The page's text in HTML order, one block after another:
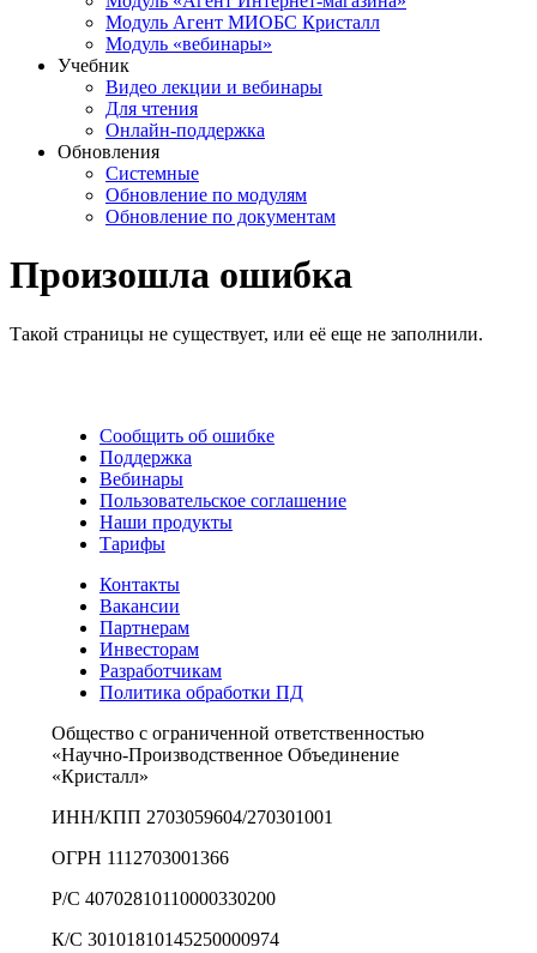
Модуль Агент МИОБС Кристалл
Модуль «вебинары»
Учебник
Видео лекции и вебинары
Для чтения
Онлайн-поддержка
Обновления
Системные
Обновление по модулям
Обновление по документам
Произошла ошибка
Такой страницы не существует, или её еще не заполнили.
Сообщить об ошибке
Поддержка
Вебинары
Пользовательское соглашение
Наши продукты
Тарифы
Контакты
Вакансии
Партнерам
Инвесторам
Разработчикам
Политика обработки ПД
Общество с ограниченной ответственностью
«Научно-Производственное Объединение
«Кристалл»
ИНН/КПП 2703059604/270301001
ОГРН 1112703001366
Р/С 40702810110000330200
К/С 30101810145250000974